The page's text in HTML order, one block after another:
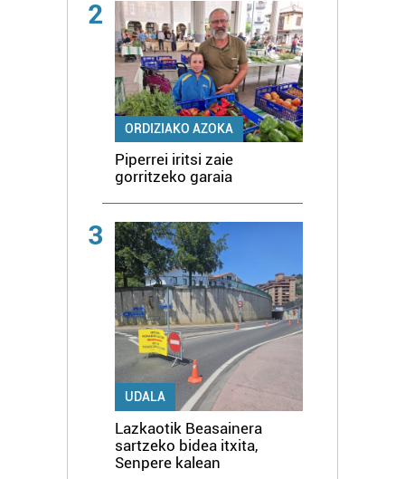
2
ORDIZIAKO AZOKA
Piperrei iritsi zaie
gorritzeko garaia
3
UDALA
Lazkaotik Beasainera
sartzeko bidea itxita,
Senpere kalean